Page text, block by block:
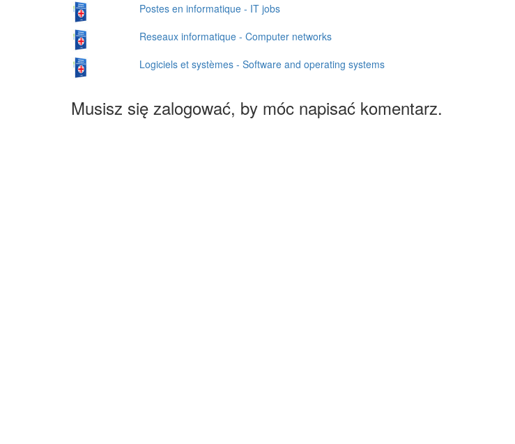
Postes en informatique - IT jobs
Reseaux informatique - Computer networks
Logiciels et systèmes - Software and operating systems
Musisz się zalogować, by móc napisać komentarz.